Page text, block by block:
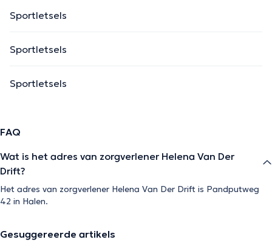
Sportletsels
Sportletsels
Sportletsels
FAQ
Wat is het adres van zorgverlener Helena Van Der
Drift?
Het adres van zorgverlener Helena Van Der Drift is Pandputweg
42 in Halen.
Gesuggereerde artikels